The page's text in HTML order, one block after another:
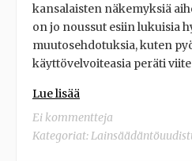
kansalaisten näkemyksiä
on jo noussut esiin lukuisia
muutosehdotuksia, kuten
käyttövelvoiteasia peräti
Lue lisää
Ei kommentteja
Kategoriat: